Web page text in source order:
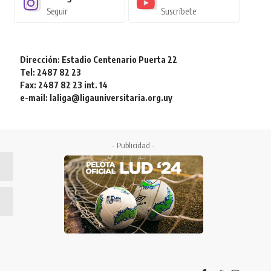
Seguir Suscríbete
Dirección: Estadio Centenario Puerta 22
Tel: 2487 82 23
Fax: 2487 82 23 int. 14
e-mail: laliga@ligauniversitaria.org.uy
- Publicidad -